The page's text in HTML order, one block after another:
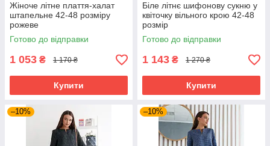
Жіноче літне плаття-халат
штапельне 42-48 розміру
рожеве
Готово до відправки
1 053 ₴ 1 170 ₴
Купити
Біле літнє шифонову сукню у
квіточку вільного крою 42-48
розмір
Готово до відправки
1 143 ₴ 1 270 ₴
Купити
–10% –10%